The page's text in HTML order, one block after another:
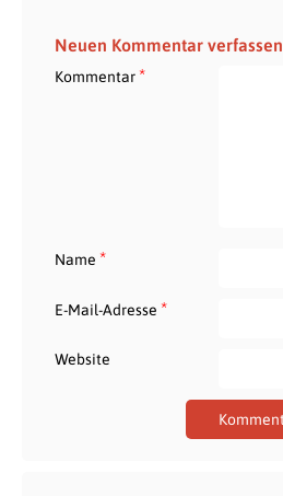
Neuen Kommentar verfassen
Kommentar*
Name *
E-Mail-Adresse *
Website